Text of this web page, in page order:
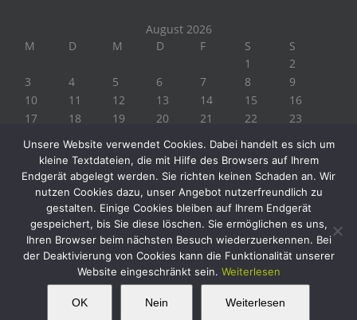
August 2026
M
D M D F S
S
1
2
3
4 5 6 7 8
9
10
11 12 13 14 15
16
17
18 19 20 21 22
23
24
25 27 28
« Juli
Copyright 2019 Biogärtner Ploberger | Alle Rechte vorbehalten
FacebookInstagram
TwitterYouTube
This website uses cookies and third party
Unsere Website verwendet Cookies. Dabei handelt es sich um
kleine Textdateien, die mit Hilfe des Browsers auf Ihrem
Endgerät abgelegt werden. Sie richten keinen Schaden an. Wir
nutzen Cookies dazu, unser Angebot nutzerfreundlich zu
gestalten. Einige Cookies bleiben auf Ihrem Endgerät
gespeichert, bis Sie diese löschen. Sie ermöglichen es uns,
Ihren Browser beim nächsten Besuch wiederzuerkennen. Bei
der Deaktivierung von Cookies kann die Funktionalität unserer
Website eingeschränkt sein. Weiterlesen
OK Nein Weiterlesen